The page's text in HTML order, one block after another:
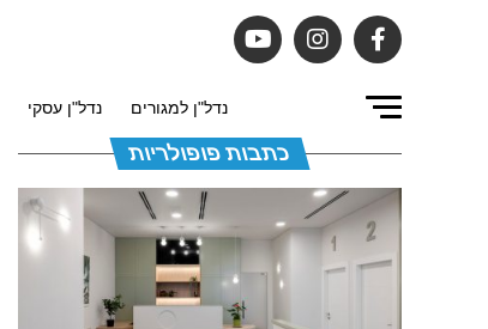
נדל"ן למגורים נדל"ן עסקי
כתבות פופולריות